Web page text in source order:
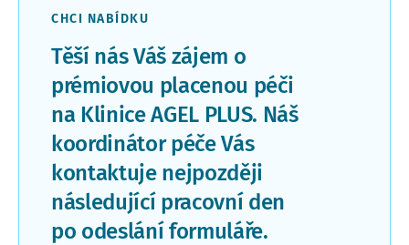
CHCI NABÍDKU
Těší nás Váš zájem o
prémiovou placenou péči
na Klinice AGEL PLUS. Náš
koordinátor péče Vás
kontaktuje nejpozději
následující pracovní den
po odeslání formuláře.